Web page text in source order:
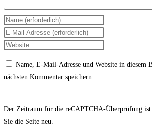
Gib
deinen
Namen
Benutzernamen
ein
Gib
deine
Kommentieren
ein
Gib
(optional)
Name, E-Mail-Adresse und Website in diesem
nächsten Kommentar speichern.
Der Zeitraum für die reCAPTCHA-Überprüfung ist
Sie die Seite neu.